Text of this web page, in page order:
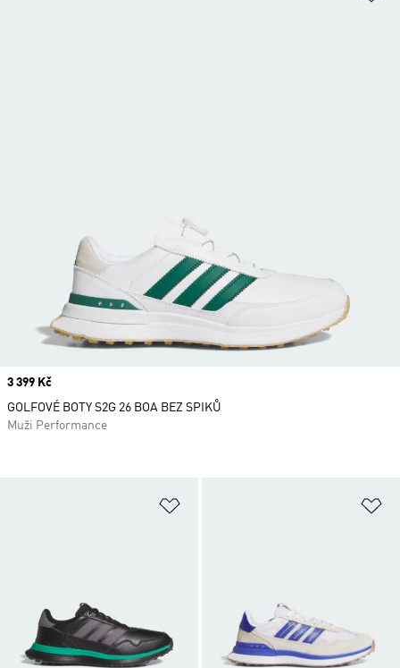
Price
3 399 Kč
GOLFOVÉ BOTY S2G 26 BOA BEZ SPIKŮ
Muži Performance